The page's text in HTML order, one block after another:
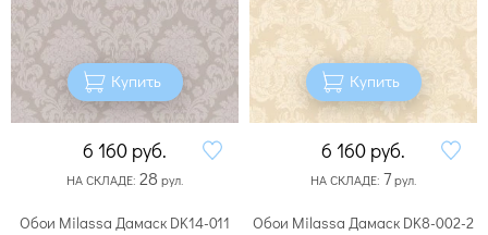
Купить
6 160 руб.
НА СКЛАДЕ: 28 рул.
Купить
6 160 руб.
НА СКЛАДЕ: 7рул.
Обои Milassa Дамаск DK14-011
Обои Milassa Дамаск DK8-002-2